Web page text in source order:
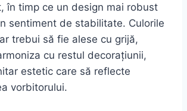
în timp ce un design mai robust
sentiment de stabilitate. Culorile
trebui să fie alese cu grijă,
cu restul decorațiunii,
estetic care să reflecte
vorbitorului.